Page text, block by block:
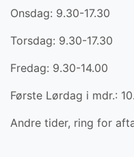
Onsdag: 9.30-17.30
Torsdag: 9.30-17.30
Fredag: 9.30-14.00
Første Lørdag i mdr.:
Andre tider, ring for